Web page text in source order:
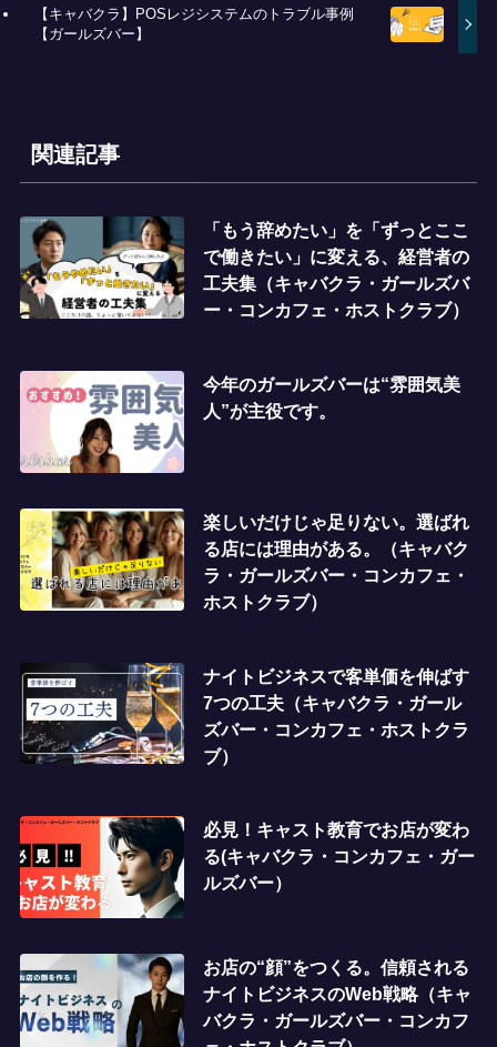
【キャバクラ】POSレジシステムのトラブル事例
【ガールズバー】
関連記事
「もう辞めたい」を「ずっとここ
で働きたい」に変える、経営者の
工夫集（キャバクラ・ガールズバ
ー・コンカフェ・ホストクラブ）
今年のガールズバーは“雰囲気美
人”が主役です。
楽しいだけじゃ足りない。選ばれ
る店には理由がある。（キャバク
ラ・ガールズバー・コンカフェ・
ホストクラブ）
ナイトビジネスで客単価を伸ばす
7つの工夫（キャバクラ・ガール
ズバー・コンカフェ・ホストクラ
ブ）
必見！キャスト教育でお店が変わ
る(キャバクラ・コンカフェ・ガー
ルズバー）
お店の“顔”をつくる。信頼される
ナイトビジネスのWeb戦略（キャ
バクラ・ガールズバー・コンカフ